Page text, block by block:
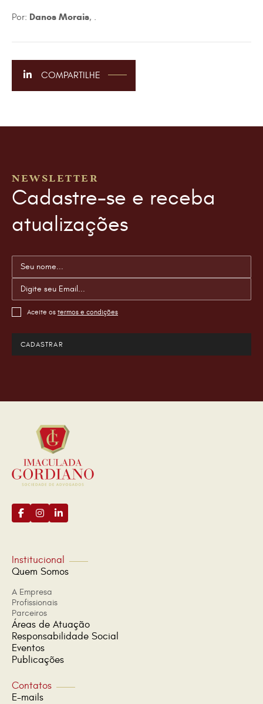
Por: Danos Morais, .
COMPARTILHE
NEWSLETTER
Cadastre-se e receba
atualizações
Aceite os termos e condições
Institucional
Quem Somos
A Empresa
Profissionais
Parceiros
Áreas de Atuação
Responsabilidade Social
Eventos
Publicações
Contatos
E-mails